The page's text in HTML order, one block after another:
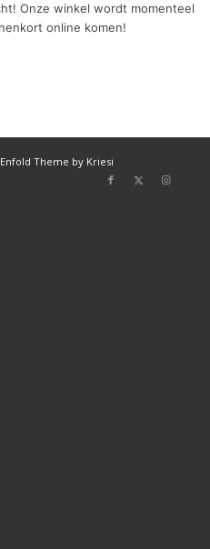
Onze winkel wordt momenteel
online komen!
Enfold Theme by Kriesi